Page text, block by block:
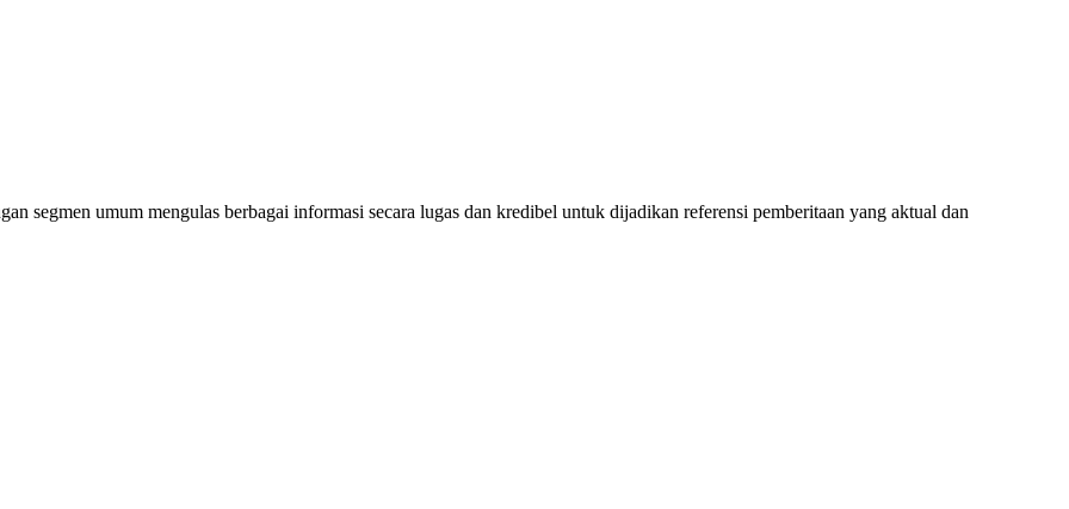
segmen umum mengulas berbagai informasi secara lugas dan kredibel untuk dijadikan referensi pemberitaan yang aktual dan